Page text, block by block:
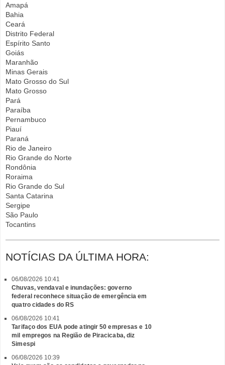
Amapá
Bahia
Ceará
Distrito Federal
Espírito Santo
Goiás
Maranhão
Minas Gerais
Mato Grosso do Sul
Mato Grosso
Pará
Paraíba
Pernambuco
Piauí
Paraná
Rio de Janeiro
Rio Grande do Norte
Rondônia
Roraima
Rio Grande do Sul
Santa Catarina
Sergipe
São Paulo
Tocantins
NOTÍCIAS DA ÚLTIMA HORA:
06/08/2026 10:41
Chuvas, vendaval e inundações: governo
federal reconhece situação de emergência em
quatro cidades do RS
06/08/2026 10:41
Tarifaço dos EUA pode atingir 50 empresas e 10
mil empregos na Região de Piracicaba, diz
Simespi
06/08/2026 10:39